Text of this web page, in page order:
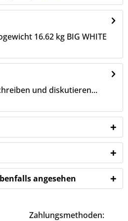
16.62 kg BIG WHITE
und diskutieren...
angesehen
Zahlungsmethoden: